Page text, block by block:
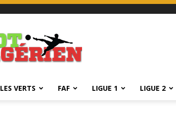
FOOTALGERIEN
LES VERTS FAF LIGUE 1 LIGUE 2